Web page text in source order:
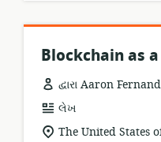
Blockchain as
દ્વારા Aaron
સંસાધન
બંધારણ:
લેખ
સુસંગતતા
The United States